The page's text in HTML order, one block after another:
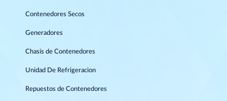
Contenedores Secos
Generadores
Chasis de Contenedores
Unidad De Refrigeracion
Repuestos de Contenedores